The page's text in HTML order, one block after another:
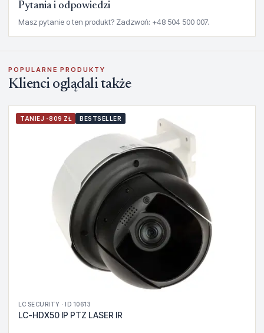
Pytania i odpowiedzi
Masz pytanie o ten produkt? Zadzwoń: +48 504 500 007.
POPULARNE PRODUKTY
Klienci oglądali także
TANIEJ -809 ZŁ BESTSELLER
LC SECURITY · ID 10613
LC-HDX50 IP PTZ LASER IR